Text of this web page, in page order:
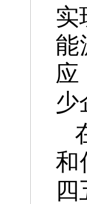
实
能
应
少
和